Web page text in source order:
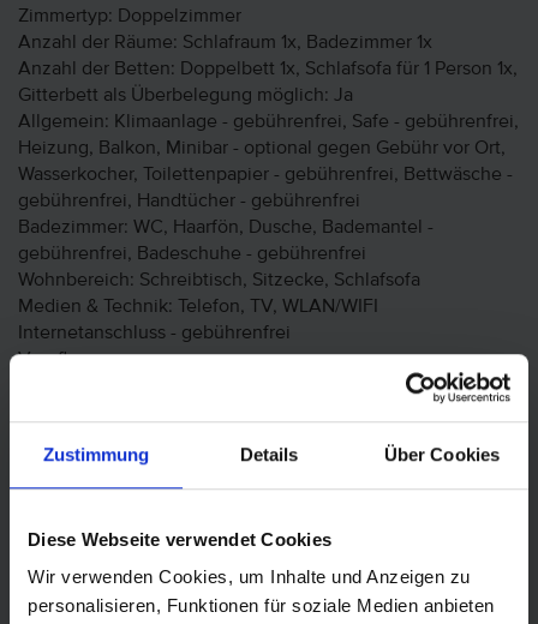
Zustimmung Details Über Cookies
Diese Webseite verwendet Cookies
Wir verwenden Cookies, um Inhalte und Anzeigen zu
personalisieren, Funktionen für soziale Medien anbieten
Zimmertyp: Doppelzimmer
Anzahl der Räume: Schlafraum 1x, Badezimmer 1x
Anzahl der Betten: Doppelbett 1x, Schlafsofa für 1 Person 1x,
Gitterbett als Überbelegung möglich: Ja
Allgemein: Klimaanlage - gebührenfrei, Safe - gebührenfrei,
Heizung, Balkon, Minibar - optional gegen Gebühr vor Ort,
Wasserkocher, Toilettenpapier - gebührenfrei, Bettwäsche -
gebührenfrei, Handtücher - gebührenfrei
Badezimmer: WC, Haarfön, Dusche, Bademantel -
gebührenfrei, Badeschuhe - gebührenfrei
Wohnbereich: Schreibtisch, Sitzecke, Schlafsofa
Medien & Technik: Telefon, TV, WLAN/WIFI
Internetanschluss - gebührenfrei
Verpflegung
Silvesterdinner (31.12.)
Sonstige Leistungen
27.12.2022 - 30.12.2022: Verpflegung (optional